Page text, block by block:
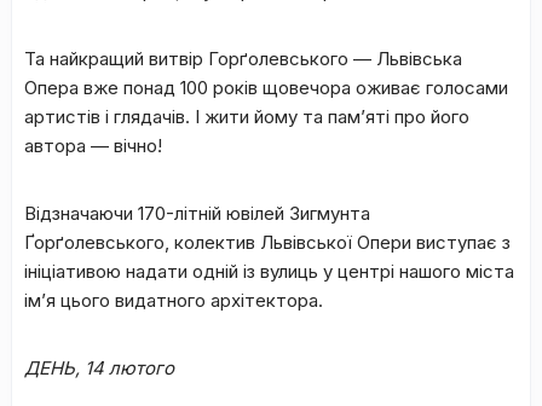
Та найкращий витвір Горґолевського — Львівська
Опера вже понад 100 років щовечора оживає голосами
артистів і глядачів. І жити йому та пам’яті про його
автора — вічно!
Відзначаючи 170-літній ювілей Зигмунта
Ґорґолевського, колектив Львівської Опери виступає з
ініціативою надати одній із вулиць у центрі нашого міста
ім’я цього видатного архітектора.
ДЕНЬ, 14 лютого